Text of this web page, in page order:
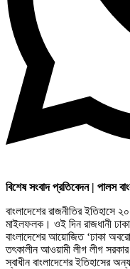
বিশেষ সংবাদ প্রতিবেদন | পালস
বাংলাদেশের রাজনীতির
মাইলফলক। ওই দিন রাজধানী
বাংলাদেশের আয়োজিত ‘ঢাকা
তৎকালীন আওয়ামী লীগ লীগ
স্বাধীন বাংলাদেশের ইতিহাসের